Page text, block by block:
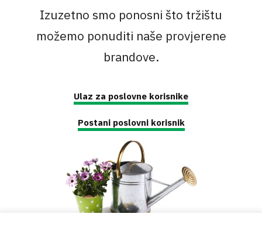
Izuzetno smo ponosni što tržištu
možemo ponuditi naše provjerene
brandove.
Ulaz za poslovne korisnike
Postani poslovni korisnik